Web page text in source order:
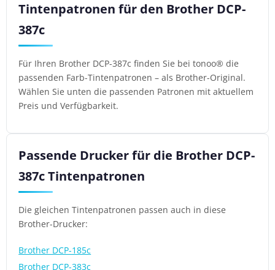
Tintenpatronen für den Brother DCP-
387c
Für Ihren Brother DCP-387c finden Sie bei tonoo® die
passenden Farb-Tintenpatronen – als Brother-Original.
Wählen Sie unten die passenden Patronen mit aktuellem
Preis und Verfügbarkeit.
Passende Drucker für die Brother DCP-
387c Tintenpatronen
Die gleichen Tintenpatronen passen auch in diese
Brother-Drucker:
Brother DCP-185c
Brother DCP-383c